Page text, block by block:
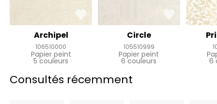
Archipel
106510000
Papier peint
5 couleurs
Circle
105510999
Papier peint
6 couleurs 6
Consultés récemment